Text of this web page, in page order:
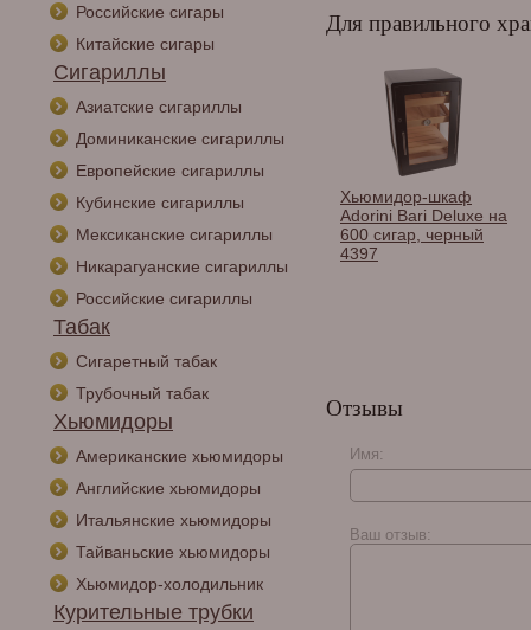
Российские сигары
Китайские сигары
Сигариллы
Азиатские сигариллы
Доминиканские сигариллы
Европейские сигариллы
Кубинские сигариллы
Мексиканские сигариллы
Никарагуанские сигариллы
Российские сигариллы
Табак
Сигаретный табак
Трубочный табак
Хьюмидоры
Американские хьюмидоры
Английские хьюмидоры
Итальянские хьюмидоры
Тайваньские хьюмидоры
Хьюмидор-холодильник
Курительные трубки
Для правильного
шкаф
на 40
40
Хьюмидор Lubinski на
30 сигар с
подарочным набором,
QB310
Хьюмидор-шкаф
Adorini Bari Deluxe на
600 сигар, черный
4397
Отзывы
Имя:
Ваш отзыв: